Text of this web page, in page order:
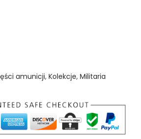
amunicji, Kolekcje, Militaria